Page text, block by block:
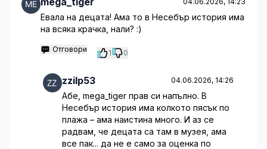
Евала на децата! Ама то в Несебър история има
на всяка крачка, нали? :)
Отговори 1 0
zzilp53 04.06.2026, 14:26
Абе, mega_tiger прав си напълно. В
Несебър история има колкото пясък по
плажа – ама наистина много. И аз се
радвам, че децата са там в музея, ама
все пак... да не е само за оценка по